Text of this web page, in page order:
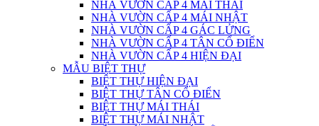
NHÀ VƯỜN CẤP 4 MÁI THÁI
NHÀ VƯỜN CẤP 4 MÁI NHẬT
NHÀ VƯỜN CẤP 4 GÁC LỬNG
NHÀ VƯỜN CẤP 4 TÂN CỔ ĐIỂN
NHÀ VƯỜN CẤP 4 HIỆN ĐẠI
MẪU BIỆT THỰ
BIỆT THỰ HIỆN ĐẠI
BIỆT THỰ TÂN CỔ ĐIỂN
BIỆT THỰ MÁI THÁI
BIỆT THỰ MÁI NHẬT